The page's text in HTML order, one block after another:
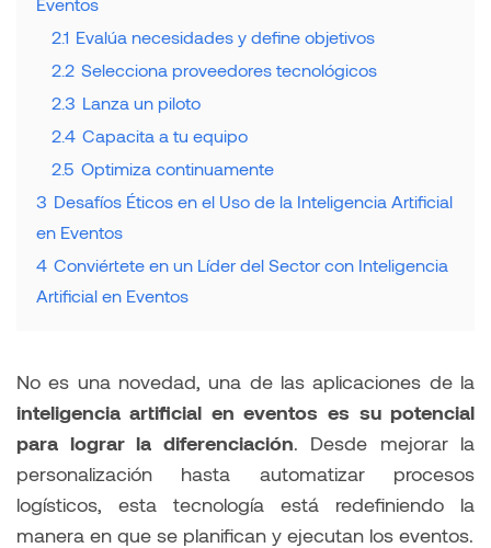
2.1 Evalúa necesidades y define objetivos
2.2 Selecciona proveedores tecnológicos
2.3 Lanza un piloto
2.4 Capacita a tu equipo
2.5 Optimiza continuamente
3 Desafíos Éticos en el Uso de la Inteligencia Artificial
en Eventos
4 Conviértete en un Líder del Sector con Inteligencia
Artificial en Eventos
No es una novedad, una de las aplicaciones de la
inteligencia artificial en eventos es su potencial
para lograr la diferenciación. Desde mejorar la
personalización hasta automatizar procesos
logísticos, esta tecnología está redefiniendo la
manera en que se planifican y ejecutan los eventos.